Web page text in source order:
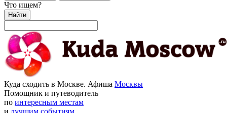
Что ищем?
Найти
Куда сходить в Москве. Афиша Москвы
Помощник и путеводитель
по интересным местам
и лучшим событиям